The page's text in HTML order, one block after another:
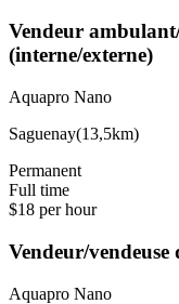
Vendeur
(interne/externe)
Aquapro Nano
Saguenay(13,5km)
Permanent
Full time
$18 per hour
Vendeur/
Aquapro Nano